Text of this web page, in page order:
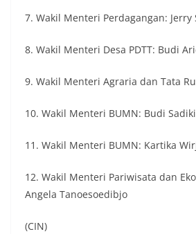
7. Wakil Menteri Perdagangan: Jerry
8. Wakil Menteri Desa PDTT: Budi
9. Wakil Menteri Agraria dan Tata
10. Wakil Menteri BUMN: Budi
11. Wakil Menteri BUMN: Kartika
12. Wakil Menteri Pariwisata dan
Angela Tanoesoedibjo
(CIN)